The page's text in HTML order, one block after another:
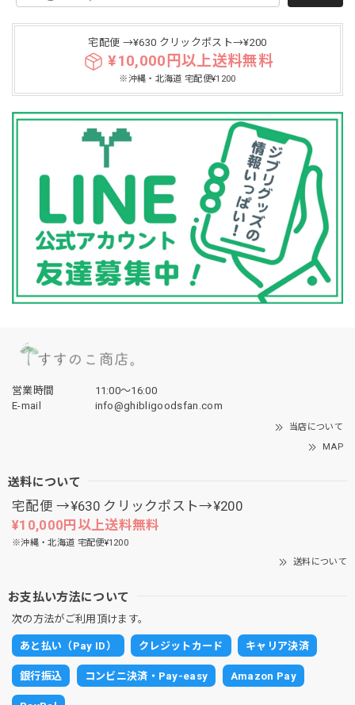
宅配便 →¥630 クリックポスト→¥200
¥10,000円以上送料無料
※沖縄・北海道 宅配便¥1200
営業時間
11:00〜16:00
E-mail
info@ghibligoodsfan.com
当店について
MAP
送料について
宅配便 →¥630 クリックポスト→¥200
¥10,000円以上送料無料
※沖縄・北海道 宅配便¥1200
送料について
お支払い方法について
次の方法がご利用頂けます。
あと払い（Pay ID） クレジットカード キャリア決済
銀行振込 コンビニ決済・Pay-easy Amazon Pay